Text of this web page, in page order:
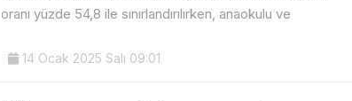
oranı yüzde 54,8 ile sınırlandırılırken, anaokulu ve
14 Ocak 2025 Salı 09:01